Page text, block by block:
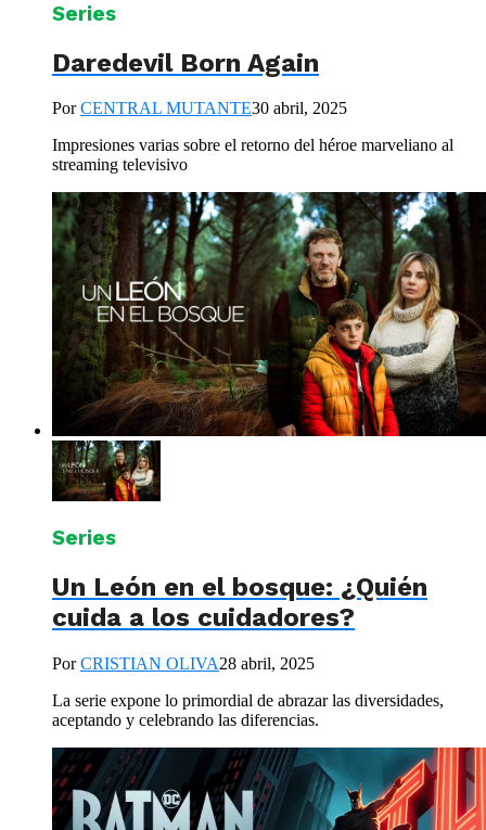
Series
Daredevil Born Again
PorCENTRAL MUTANTE30 abril, 2025
Impresiones varias sobre el retorno del héroe marveliano al
streaming televisivo
Series
Un León en el bosque: ¿Quién
cuida a los cuidadores?
PorCRISTIAN OLIVA28 abril, 2025
La serie expone lo primordial de abrazar las diversidades,
aceptando y celebrando las diferencias.